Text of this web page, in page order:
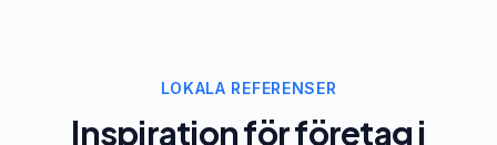
LOKALA REFERENSER
Inspiration för företag i